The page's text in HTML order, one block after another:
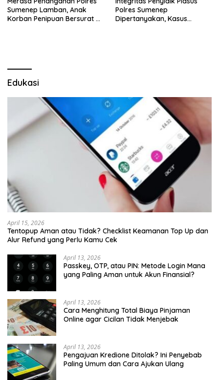
Sumenep Lamban, Anak
Korban Penipuan Bersurat ke
Polres Sumenep
Dipertanyakan, Kasus
Edukasi
April 15, 2026
Tentopup Aman atau Tidak? Checklist Keamanan Top Up dan
Alur Refund yang Perlu Kamu Cek
April 13, 2026
Passkey, OTP, atau PIN: Metode Login Mana
yang Paling Aman untuk Akun Finansial?
April 13, 2026
Cara Menghitung Total Biaya Pinjaman
Online agar Cicilan Tidak Menjebak
April 13, 2026
Pengajuan Kredione Ditolak? Ini Penyebab
Paling Umum dan Cara Ajukan Ulang